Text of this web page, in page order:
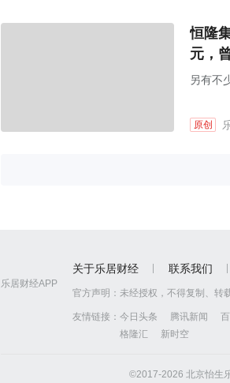
恒隆
元，
另有不
原创
乐居财经APP
关于乐居财经 联系我们
官方声明： 未经授权，不得复制、转
友情链接： 今日头条 腾讯新闻
格隆汇
新时空
©2017-2026 北京怡生